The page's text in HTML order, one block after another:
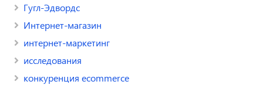
Гугл-Эдвордс
Интернет-магазин
интернет-маркетинг
исследования
конкуренция ecommerce